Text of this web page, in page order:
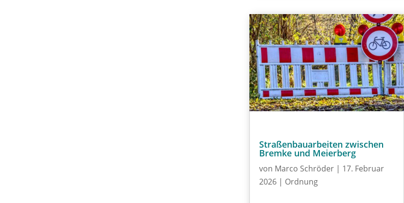
Straßenbauarbeiten zwischen
Bremke und Meierberg
von Marco Schröder| 17. Februar
2026| Ordnung